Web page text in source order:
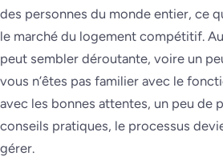
des personnes du monde entier, ce
le marché du logement compétitif.
peut sembler déroutante, voire un
vous n’êtes pas familier avec le
avec les bonnes attentes, un peu de
conseils pratiques, le processus
gérer.